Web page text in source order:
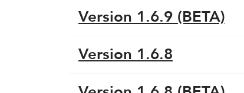
Version 1.6.9 (BETA)
Version 1.6.8